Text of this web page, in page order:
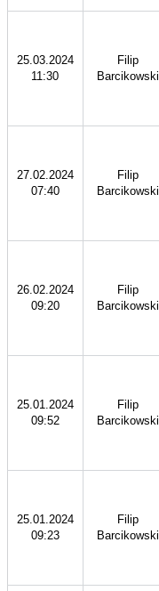
25.03.2024
11:30
Filip
Barcikowski
27.02.2024
07:40
Filip
Barcikowski
26.02.2024
09:20
Filip
Barcikowski
25.01.2024
09:52
Filip
Barcikowski
25.01.2024
09:23
Filip
Barcikowski